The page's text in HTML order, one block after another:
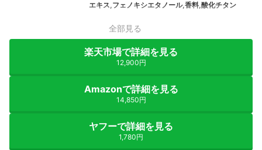
エキス,フェノキシエタノール,香料,酸化チタン
全部見る
楽天市場で詳細を見る
12,900円
Amazonで詳細を見る
14,850円
ヤフーで詳細を見る
1,780円